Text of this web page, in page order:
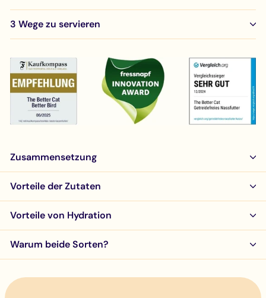
3 Wege zu servieren
Zusammensetzung
Vorteile der Zutaten
Vorteile von Hydration
Warum beide Sorten?